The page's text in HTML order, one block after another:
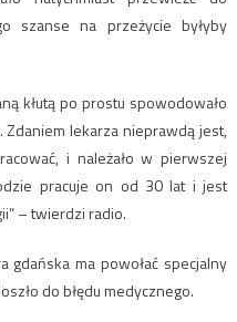
szanse na przeżycie byłyby
kłutą po prostu spowodowało
lekarza nieprawdą jest,
i należało w pierwszej
pracuje on od 30 lat i jest
– twierdzi radio.
gdańska ma powołać specjalny
do błędu medycznego.